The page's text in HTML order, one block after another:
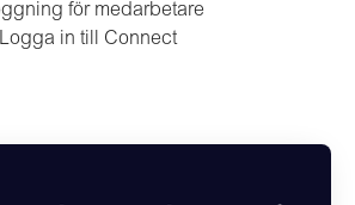
för medarbetare
Logga in till Connect